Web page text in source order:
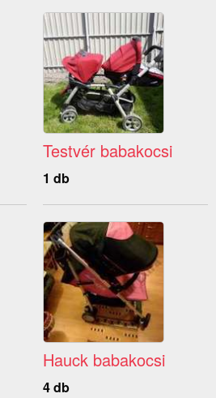
Testvér babakocsi
1 db
Hauck babakocsi
4 db